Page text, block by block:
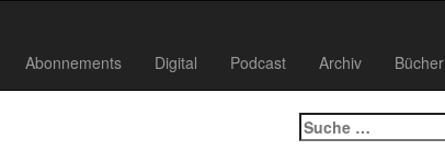
Abonnements Digital Podcast Archiv Bücher
Suche
nach: